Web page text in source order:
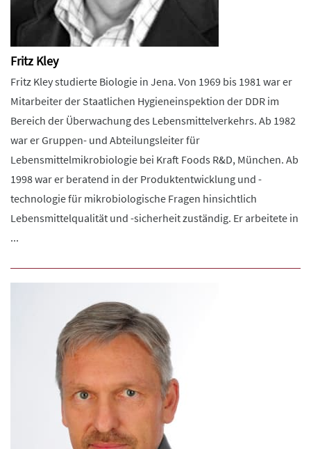
Fritz Kley
Fritz Kley studierte Biologie in Jena. Von 1969 bis 1981 war er
Mitarbeiter der Staatlichen Hygieneinspektion der DDR im
Bereich der Überwachung des Lebensmittelverkehrs. Ab 1982
war er Gruppen- und Abteilungsleiter für
Lebensmittelmikrobiologie bei Kraft Foods R&D, München. Ab
1998 war er beratend in der Produktentwicklung und -
technologie für mikrobiologische Fragen hinsichtlich
Lebensmittelqualität und -sicherheit zuständig. Er arbeitete in
...